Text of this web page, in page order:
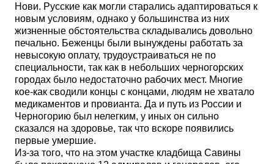
Нови. Русские как могли старались адаптироваться к
новым условиям, однако у большинства из них
жизненные обстоятельства складывались довольно
печально. Беженцы были вынуждены работать за
невысокую оплату, трудоустраиваться не по
специальности, так как в небольших черногорских
городах было недостаточно рабочих мест. Многие
кое-как сводили концы с концами, людям не хватало
медикаментов и провианта. Да и путь из России и
Черногорию был нелегким, у иных он сильно
сказался на здоровье, так что вскоре появились
первые умершие.
Из-за того, что на этом участке кладбища Савины